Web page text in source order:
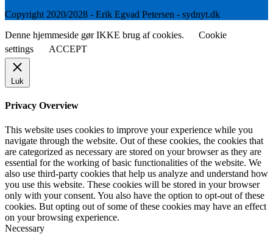
Copyright 2020/2028 - Erik Egvad Petersen - sydnyt.dk
Denne hjemmeside gør IKKE brug af cookies.
Cookie
settings
ACCEPT
Luk
Privacy Overview
This website uses cookies to improve your experience while you
navigate through the website. Out of these cookies, the cookies that
are categorized as necessary are stored on your browser as they are
essential for the working of basic functionalities of the website. We
also use third-party cookies that help us analyze and understand how
you use this website. These cookies will be stored in your browser
only with your consent. You also have the option to opt-out of these
cookies. But opting out of some of these cookies may have an effect
on your browsing experience.
Necessary